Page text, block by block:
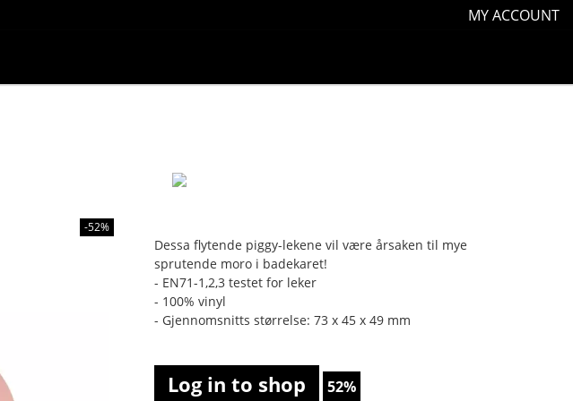
MY ACCOUNT
-52%
Dessa flytende piggy-lekene vil være årsaken til mye
sprutende moro i badekaret!
- EN71-1,2,3 testet for leker
- 100% vinyl
- Gjennomsnitts størrelse: 73 x 45 x 49 mm
Log in to shop 52%